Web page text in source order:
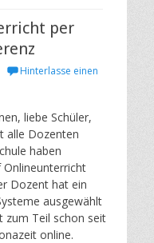
per
Hinterlasse einen
liebe Schüler,
alle Dozenten
haben
Dozent hat ein
ausgewählt
zum Teil schon seit
online.